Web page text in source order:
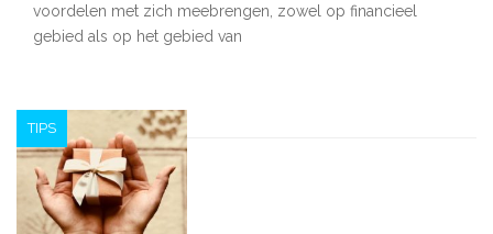
voordelen met zich meebrengen, zowel op financieel
gebied als op het gebied van
TIPS